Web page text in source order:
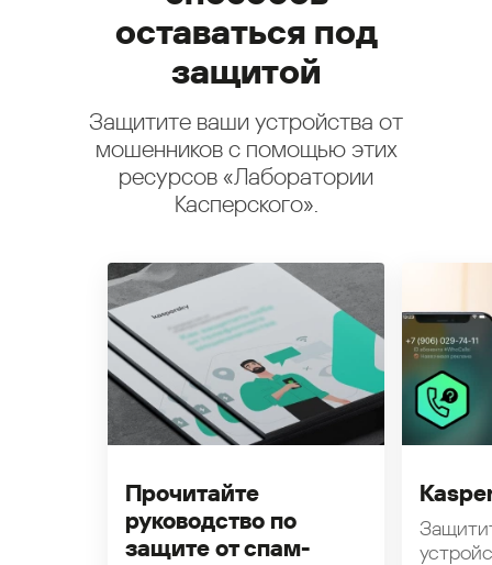
оставаться под
защитой
Защитите ваши устройства от
мошенников с помощью этих
ресурсов «Лаборатории
Касперского».
Прочитайте
руководство по
защите от спам-